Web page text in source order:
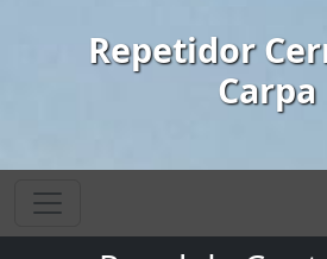
Repetidor
Carpa